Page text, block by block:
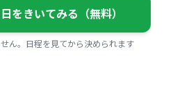
をきいてみる（無料）
ん。日程を見てから決められます